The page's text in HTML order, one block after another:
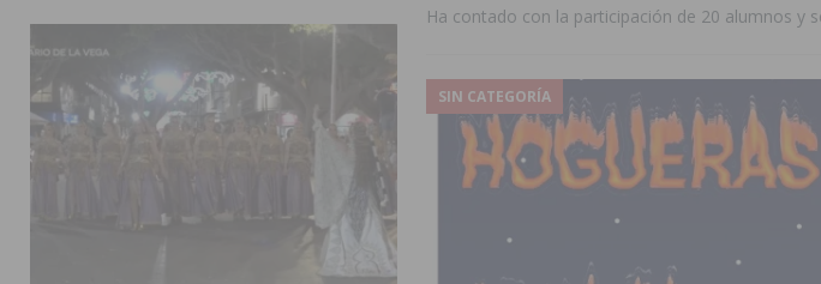
Ha contado con la participación de 20 alumnos y
SIN CATEGORÍA